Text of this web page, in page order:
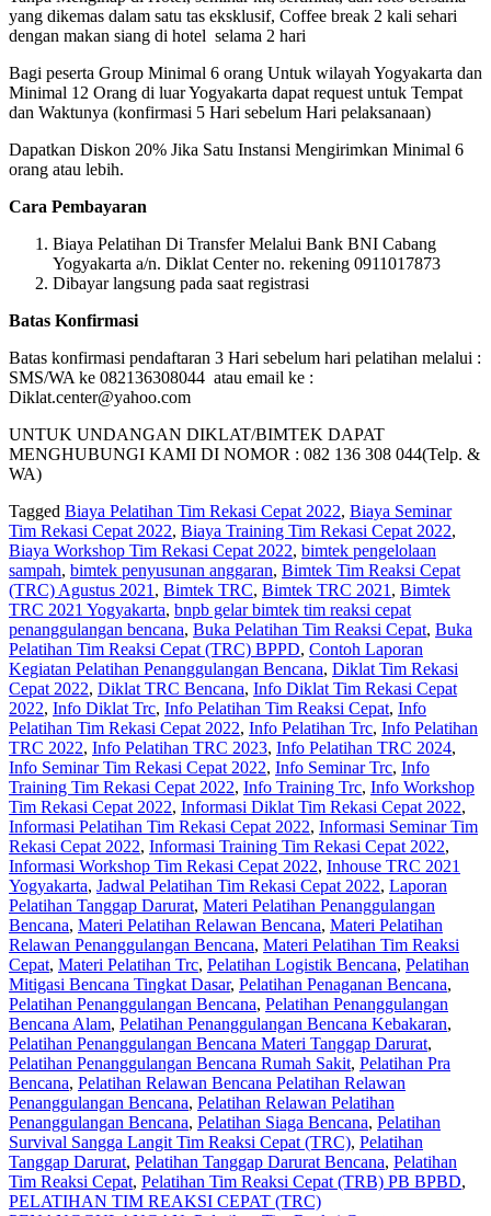
yang dikemas dalam satu tas eksklusif, Coffee break 2 kali sehari
dengan makan siang di hotel selama 2 hari
Bagi peserta Group Minimal 6 orang Untuk wilayah Yogyakarta dan
Minimal 12 Orang di luar Yogyakarta dapat request untuk Tempat
dan Waktunya (konfirmasi 5 Hari sebelum Hari pelaksanaan)
Dapatkan Diskon 20% Jika Satu Instansi Mengirimkan Minimal 6
orang atau lebih.
Cara Pembayaran
Biaya Pelatihan Di Transfer Melalui Bank BNI Cabang
Yogyakarta a/n. Diklat Center no. rekening 0911017873
Dibayar langsung pada saat registrasi
Batas Konfirmasi
Batas konfirmasi pendaftaran 3 Hari sebelum hari pelatihan melalui :
SMS/WA ke 082136308044 atau email ke :
Diklat.center@yahoo.com
UNTUK UNDANGAN DIKLAT/BIMTEK DAPAT
MENGHUBUNGI KAMI DI NOMOR : 082 136 308 044(Telp. &
WA)
Tagged Biaya Pelatihan Tim Rekasi Cepat 2022, Biaya Seminar
Tim Rekasi Cepat 2022, Biaya Training Tim Rekasi Cepat 2022,
Biaya Workshop Tim Rekasi Cepat 2022, bimtek pengelolaan
sampah, bimtek penyusunan anggaran, Bimtek Tim Reaksi Cepat
(TRC) Agustus 2021 , Bimtek TRC, Bimtek TRC 2021 , Bimtek
TRC 2021 Yogyakarta, bnpb gelar bimtek tim reaksi cepat
penanggulangan bencana, Buka Pelatihan Tim Reaksi Cepat, Buka
Pelatihan Tim Reaksi Cepat (TRC) BPPD, Contoh Laporan
Kegiatan Pelatihan Penanggulangan Bencana, Diklat Tim Rekasi
Cepat 2022, Diklat TRC Bencana, Info Diklat Tim Rekasi Cepat
2022, Info Diklat Trc, Info Pelatihan Tim Reaksi Cepat, Info
Pelatihan Tim Rekasi Cepat 2022, Info Pelatihan Trc, Info Pelatihan
TRC 2022, Info Pelatihan TRC 2023, Info Pelatihan TRC 2024,
Info Seminar Tim Rekasi Cepat 2022, Info Seminar Trc, Info
Training Tim Rekasi Cepat 2022, Info Training Trc, Info Workshop
Tim Rekasi Cepat 2022, Informasi Diklat Tim Rekasi Cepat 2022,
Informasi Pelatihan Tim Rekasi Cepat 2022, Informasi Seminar Tim
Rekasi Cepat 2022, Informasi Training Tim Rekasi Cepat 2022,
Informasi Workshop Tim Rekasi Cepat 2022, Inhouse TRC 2021
Yogyakarta, Jadwal Pelatihan Tim Rekasi Cepat 2022, Laporan
Pelatihan Tanggap Darurat, Materi Pelatihan Penanggulangan
Bencana, Materi Pelatihan Relawan Bencana, Materi Pelatihan
Relawan Penanggulangan Bencana, Materi Pelatihan Tim Reaksi
Cepat, Materi Pelatihan Trc, Pelatihan Logistik Bencana, Pelatihan
Mitigasi Bencana Tingkat Dasar, Pelatihan Penaganan Bencana,
Pelatihan Penanggulangan Bencana, Pelatihan Penanggulangan
Bencana Alam, Pelatihan Penanggulangan Bencana Kebakaran,
Pelatihan Penanggulangan Bencana Materi Tanggap Darurat,
Pelatihan Penanggulangan Bencana Rumah Sakit, Pelatihan Pra
Bencana, Pelatihan Relawan Bencana Pelatihan Relawan
Penanggulangan Bencana, Pelatihan Relawan Pelatihan
Penanggulangan Bencana, Pelatihan Siaga Bencana, Pelatihan
Survival Sangga Langit Tim Reaksi Cepat (TRC), Pelatihan
Tanggap Darurat, Pelatihan Tanggap Darurat Bencana, Pelatihan
Tim Reaksi Cepat, Pelatihan Tim Reaksi Cepat (TRB) PB BPBD,
PELATIHAN TIM REAKSI CEPAT (TRC)